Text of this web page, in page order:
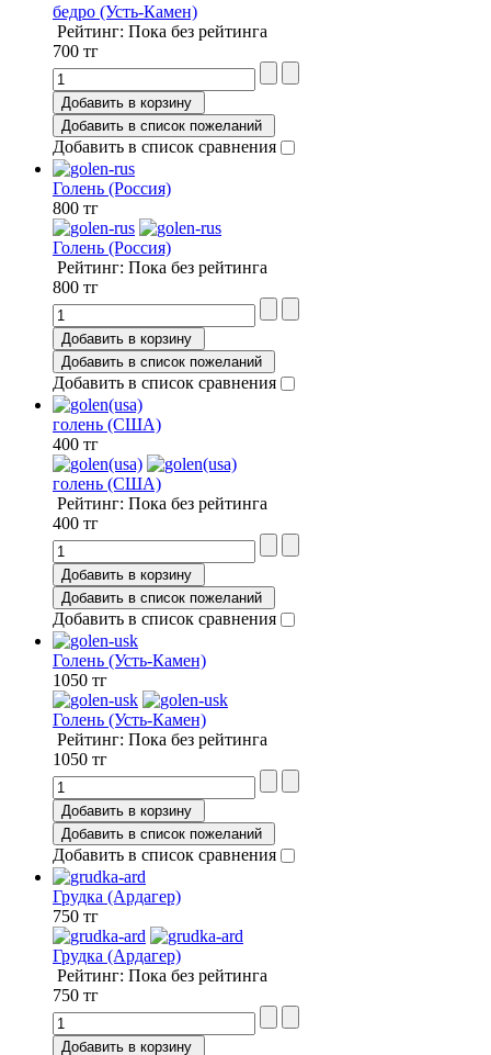
бедро (Усть-Камен)
Рейтинг: Пока без рейтинга
700 тг
Добавить в корзину
Добавить в список пожеланий
Добавить в список сравнения
Голень (Россия)
800 тг
Голень (Россия)
Рейтинг: Пока без рейтинга
800 тг
Добавить в корзину
Добавить в список пожеланий
Добавить в список сравнения
голень (США)
400 тг
голень (США)
Рейтинг: Пока без рейтинга
400 тг
Добавить в корзину
Добавить в список пожеланий
Добавить в список сравнения
Голень (Усть-Камен)
1050 тг
Голень (Усть-Камен)
Рейтинг: Пока без рейтинга
1050 тг
Добавить в корзину
Добавить в список пожеланий
Добавить в список сравнения
Грудка (Ардагер)
750 тг
Грудка (Ардагер)
Рейтинг: Пока без рейтинга
750 тг
Добавить в корзину